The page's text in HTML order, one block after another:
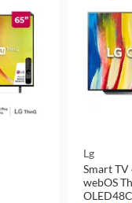
Lg
Smart TV
webOS